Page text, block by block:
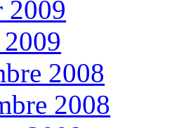
2009
2008
2008